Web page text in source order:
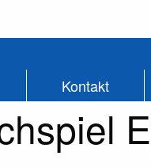
Kontakt